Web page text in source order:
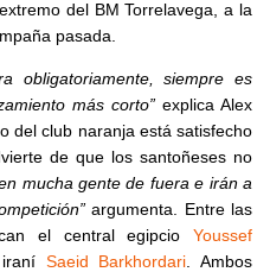
del BM Torrelavega, a la
pasada.
obligatoriamente, siempre es
más corto” explica Alex
del club naranja está satisfecho
de que los santoñeses no
mucha gente de fuera e irán a
argumenta. Entre las
el central egipcio Youssef
Saeid Barkhordari . Ambos